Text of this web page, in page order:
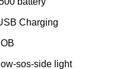
Charging
sos-side light